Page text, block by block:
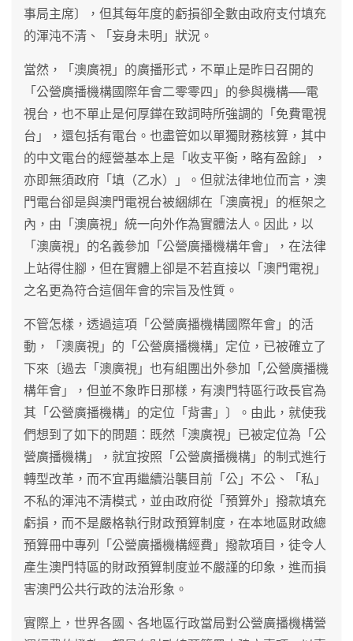
事局主席〕，但其每年度的虧損卻全數由政府支付填充
的渾沌不清、「妄身未明」狀況。
當然，「澳廣視」的廣播形式，不單止是昨日召開的
「公營廣播機構國際年會二零零四」的參與機構──電
視台，也不單止是何厚鏵在致詞時所強調的「免費電視
台」，還包括有電台。也盡管如以單獨財務核算，其中
的中文電台的經營基本上是「收支平衡，略有盈餘」，
亦即無須政府「填（乙水）」。但就法律地位而言，澳
門電台卻是與澳門電視台被綑綁在「澳廣視」的框架之
內，由「澳廣視」統一向外作為實體法人。因此，以
「澳廣視」的名義參加「公營廣播機構年會」，在法律
上站得住腳，但在實體上卻是不若直接以「澳門電視」
之名更為符合這個年會的宗旨及性質。
不管怎樣，透過這項「公營廣播機構國際年會」的活
動，「澳廣視」的「公營廣播機構」定位，已被確立了
下來〔過去「澳廣視」也有組團出外參加「,公營廣播機
構年會」，但並不象昨日那樣，有澳門特區行政長官為
其「公營廣播機構」的定位「背書」〕。由此，就使我
們想到了如下的問題：既然「澳廣視」已被定位為「公
營廣播機構」，就宜按照「公營廣播機構」的制式進行
轉型改革，而不宜再繼續沿襲目前「公」不公、「私」
不私的渾沌不清模式，並由政府從「預算外」撥款填充
虧損，而不是嚴格執行財政預算制度，在本地區財政總
預算冊中專列「公營廣播機構經費」撥款項目，徒令人
產生澳門特區的財政預算制度並不嚴謹的印象，進而損
害澳門公共行政的法治形象。
實際上，世界各國、各地區行政當局對公營廣播機構營